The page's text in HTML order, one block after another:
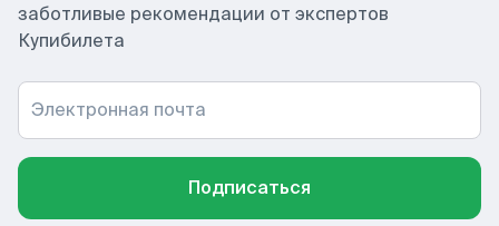
заботливые рекомендации от экспертов
Купибилета
Электронная почта
Подписаться